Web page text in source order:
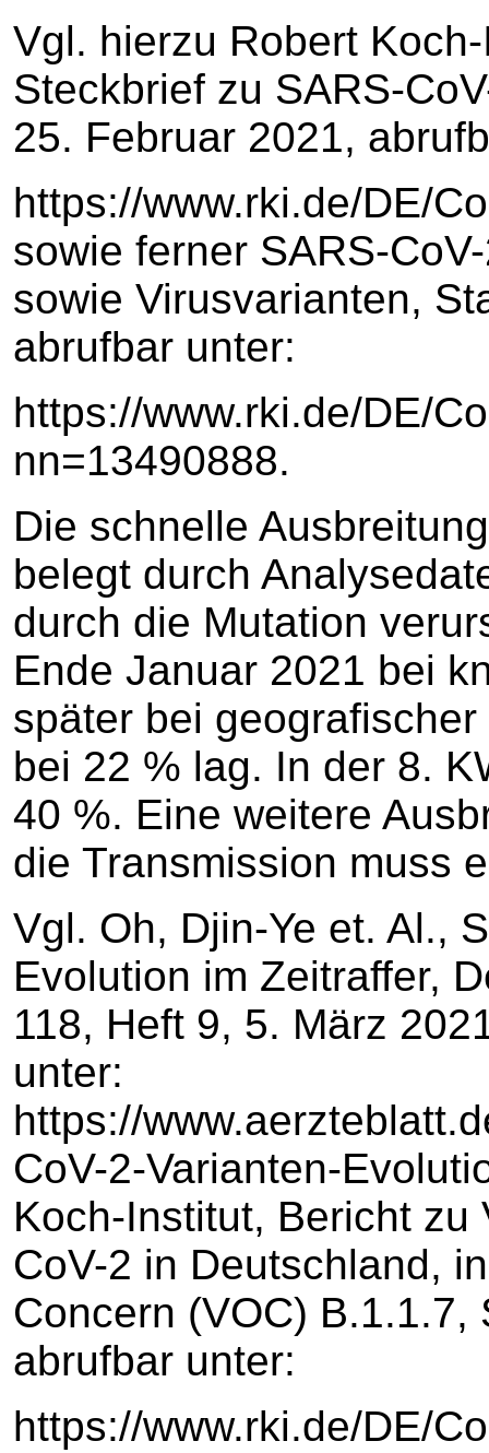
Vgl. hierzu Robert
Steckbrief zu SARS-
25. Februar 2021,
https://www.rki.de/DE/
sowie ferner SARS-
sowie Virusvarianten,
abrufbar unter:
https://www.rki.de/DE/
nn=13490888.
Die schnelle
belegt durch
durch die Mutation
Ende Januar 2021 bei
später bei
bei 22 % lag. In der 8.
40 %. Eine weitere
die Transmission muss
Vgl. Oh, Djin-Ye et. Al.,
Evolution im Zeitraffer,
118, Heft 9, 5. März
unter:
https://
CoV-2-Varianten-
Koch-Institut, Bericht
CoV-2 in Deutschland,
Concern (VOC) B.1.1.7,
abrufbar unter:
https://www.rki.de/DE/